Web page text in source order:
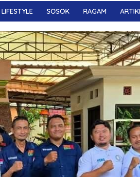
LIFESTYLE SOSOK RAGAM